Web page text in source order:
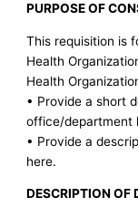
PURPOSE OF
This requisition is
Health
Health
• Provide a short
office/department
• Provide a
here.
DESCRIPTION OF